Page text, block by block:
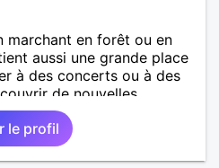
marchant en forêt ou en
aussi une grande place
à des concerts ou à des
de nouvelles
le plus. J’aimerais
qui partager ces
le profil